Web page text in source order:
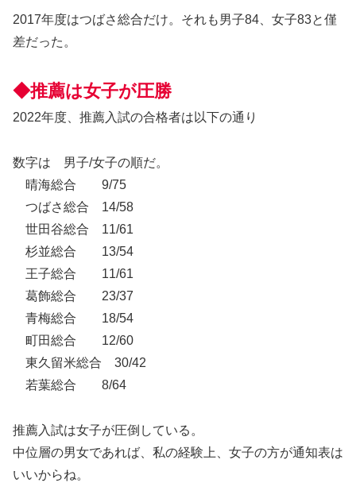
2017年度はつばさ総合だけ。それも男子84、女子83と僅
差だった。
◆推薦は女子が圧勝
2022年度、推薦入試の合格者は以下の通り
数字は 男子/女子の順だ。
晴海総合 9/75
つばさ総合 14/58
世田谷総合 11/61
杉並総合 13/54
王子総合 11/61
葛飾総合 23/37
青梅総合 18/54
町田総合 12/60
東久留米総合 30/42
若葉総合 8/64
推薦入試は女子が圧倒している。
中位層の男女であれば、私の経験上、女子の方が通知表は
いいからね。